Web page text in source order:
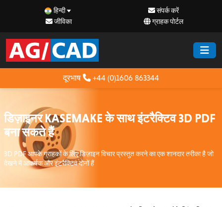
हिन्दी
संपर्क करें
जीविका
ग्राहक पोर्टल
दूरभाष +44 (0)1606 863344
डिज़ाइनर KASEMAKE के साथ इंटरैक्टिव 3D PDF
बना सकते हैं
3D PDF आपके ग्राहकों के लिए डिज़ाइन विचार प्रस्तुत करने का एक शानदार तरीका है जो
देखने में आकर्षक और इंटरैक्टिव दोनों हैं